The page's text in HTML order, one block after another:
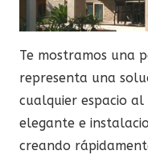
Te mostramos una
representa una
cualquier espacio al
elegante e
creando